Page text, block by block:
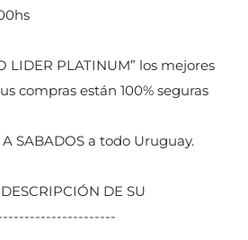
LIDER PLATINUM” los mejores
compras están 100% seguras
A SABADOS a todo Uruguay.
DE SU